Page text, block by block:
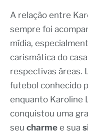
A relação entre
sempre foi
mídia,
carismática do
respectivas áreas.
futebol conhecido
enquanto Karoline
conquistou uma
seu charme e sua